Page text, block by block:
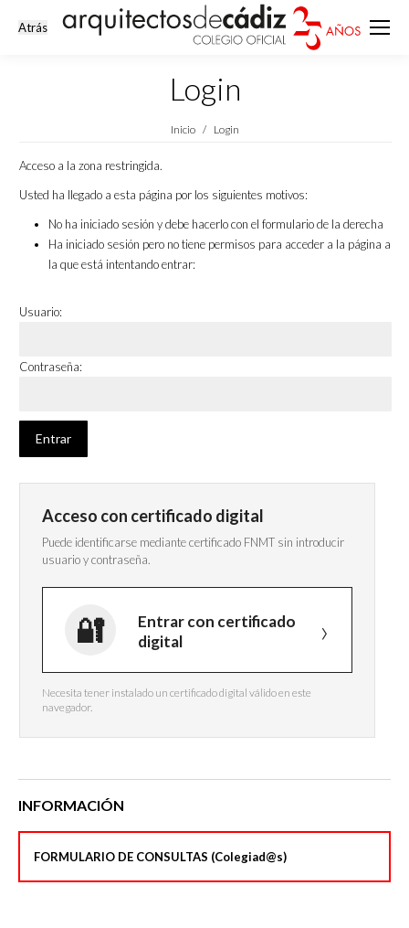
Login
Estás aquí:
Inicio Login
Acceso a la zona restringida.
Usted ha llegado a esta página por los siguientes motivos:
No ha iniciado sesión y debe hacerlo con el formulario de la derecha
Ha iniciado sesión pero no tiene permisos para acceder a la página a
la que está intentando entrar:
Usuario:
Contraseña:
Acceso con certificado digital
Puede identificarse mediante certificado FNMT sin introducir
usuario y contraseña.
Entrar con certificado
digital
Necesita tener instalado un certificado digital válido en este
navegador.
INFORMACIÓN
FORMULARIO DE CONSULTAS (Colegiad@s)